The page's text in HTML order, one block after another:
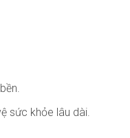
sức khỏe lâu dài.